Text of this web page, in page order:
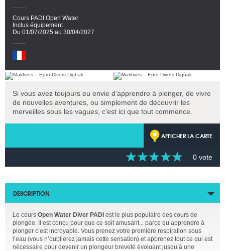
Cours PADI Open Water
Inclus équipement
Du 01/07/2025 au 30/04/2027
Si vous avez toujours eu envie d’apprendre à plonger, de vivre
de nouvelles aventures, ou simplement de découvrir les
merveilles sous les vagues, c’est ici que tout commence.
AFFICHER LA CARTE
0 vote
DESCRIPTION
Le cours Open Water Diver PADI est le plus populaire des cours de
plongée. Il est conçu pour que ce soit amusant... parce qu’apprendre à
plonger c’est incroyable. Vous prenez votre première respiration sous
l’eau (vous n’oublierez jamais cette sensation) et apprenez tout ce qui est
nécessaire pour devenir un plongeur breveté évoluant jusqu’à une